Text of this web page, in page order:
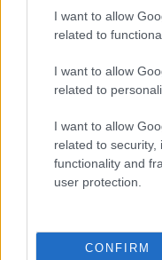
I want to allow
related to
I want to allow
related to
I want to allow
related to security,
functionality and
user protection.
CONFIRM
Feng Shui: consigli
armonico
LIFESTYLE